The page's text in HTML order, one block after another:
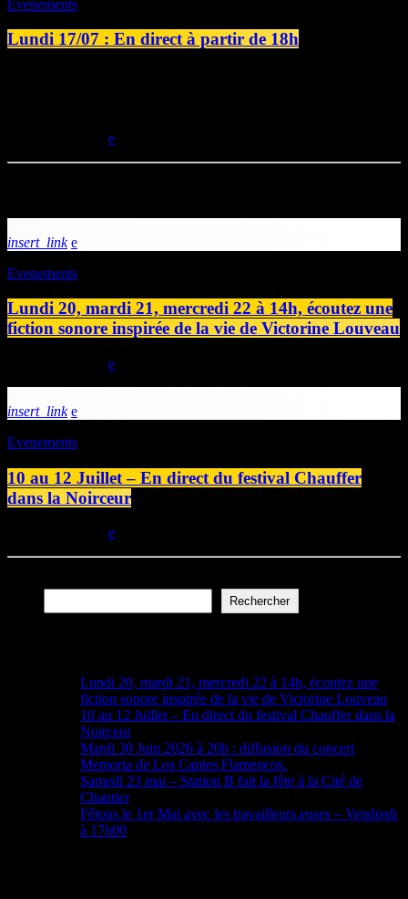
Evenements
Lundi 17/07 : En direct à partir de 18h
insert_link
Evenements
Lundi 20, mardi 21, mercredi 22 à 14h, écoutez une
fiction sonore inspirée de la vie de Victorine Louveau
insert_link
Evenements
10 au 12 Juillet – En direct du festival Chauffer
dans la Noirceur
Rechercher
Lundi 20, mardi 21, mercredi 22 à 14h, écoutez une
fiction sonore inspirée de la vie de Victorine Louveau
10 au 12 Juillet – En direct du festival Chauffer dans la
Noirceur
Mardi 30 Juin 2026 à 20h : diffusion du concert
Memoria de Los Cantes Flamencos.
Samedi 23 mai – Station B fait la fête à la Cité de
Chantier
Fêtons le 1er Mai avec les travailleurs.euses – Vendredi
à 17h00